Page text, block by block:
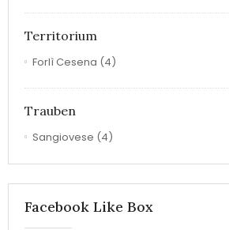
Territorium
Forlì Cesena (4)
Trauben
Sangiovese (4)
Facebook Like Box